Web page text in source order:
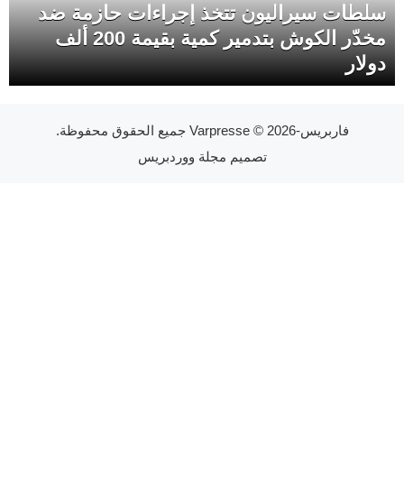
سلطات سيراليون تتخذ إجراءات حازمة ضد
مخدّر الكوش بتدمير كمية بقيمة 200 ألف
دولار
فاربريس-Varpresse© 2026 جميع الحقوق محفوظة.
تصميم مجلة ووردبريس